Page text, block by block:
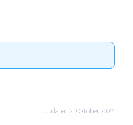
Updated 2. Oktober 2024